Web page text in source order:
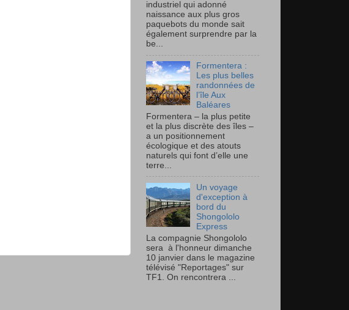
industriel qui adonné
naissance aux plus gros
paquebots du monde sait
également surprendre par la
be...
Formentera :
Les plus belles
randonnées de
l’île Aux
Baléares
Formentera – la plus petite
et la plus discrète des îles –
a un positionnement
écologique et des atouts
naturels qui font d’elle une
terre...
Un voyage
d'exception à
bord du
Shongololo
Express
La compagnie Shongololo
sera à l'honneur dimanche
10 janvier dans le magazine
télévisé "Reportages" sur
TF1. On rencontrera ...